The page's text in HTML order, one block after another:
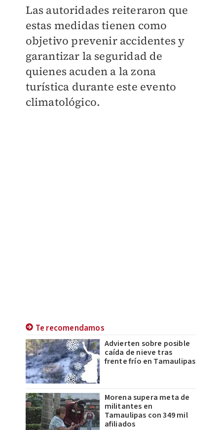
Las autoridades reiteraron que
estas medidas tienen como
objetivo prevenir accidentes y
garantizar la seguridad de
quienes acuden a la zona
turística durante este evento
climatológico.
Te recomendamos
Advierten sobre posible
caída de nieve tras
frente frío en Tamaulipas
Morena supera meta de
militantes en
Tamaulipas con 349 mil
afiliados